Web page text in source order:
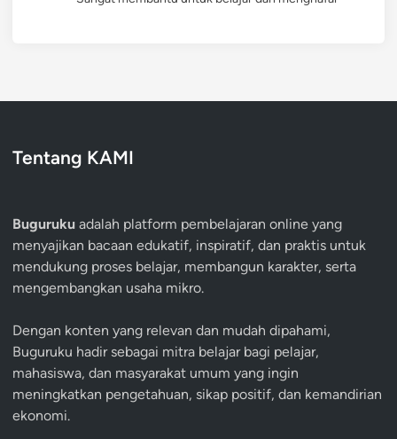
Tentang KAMI
Buguruku adalah platform pembelajaran online yang
menyajikan bacaan edukatif, inspiratif, dan praktis untuk
mendukung proses belajar, membangun karakter, serta
mengembangkan usaha mikro.
Dengan konten yang relevan dan mudah dipahami,
Buguruku hadir sebagai mitra belajar bagi pelajar,
mahasiswa, dan masyarakat umum yang ingin
meningkatkan pengetahuan, sikap positif, dan kemandirian
ekonomi.